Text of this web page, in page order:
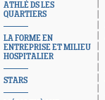
ATHLÉ DS LES
QUARTIERS
LA FORME EN
ENTREPRISE ET MILIEU
HOSPITALIER
STARS